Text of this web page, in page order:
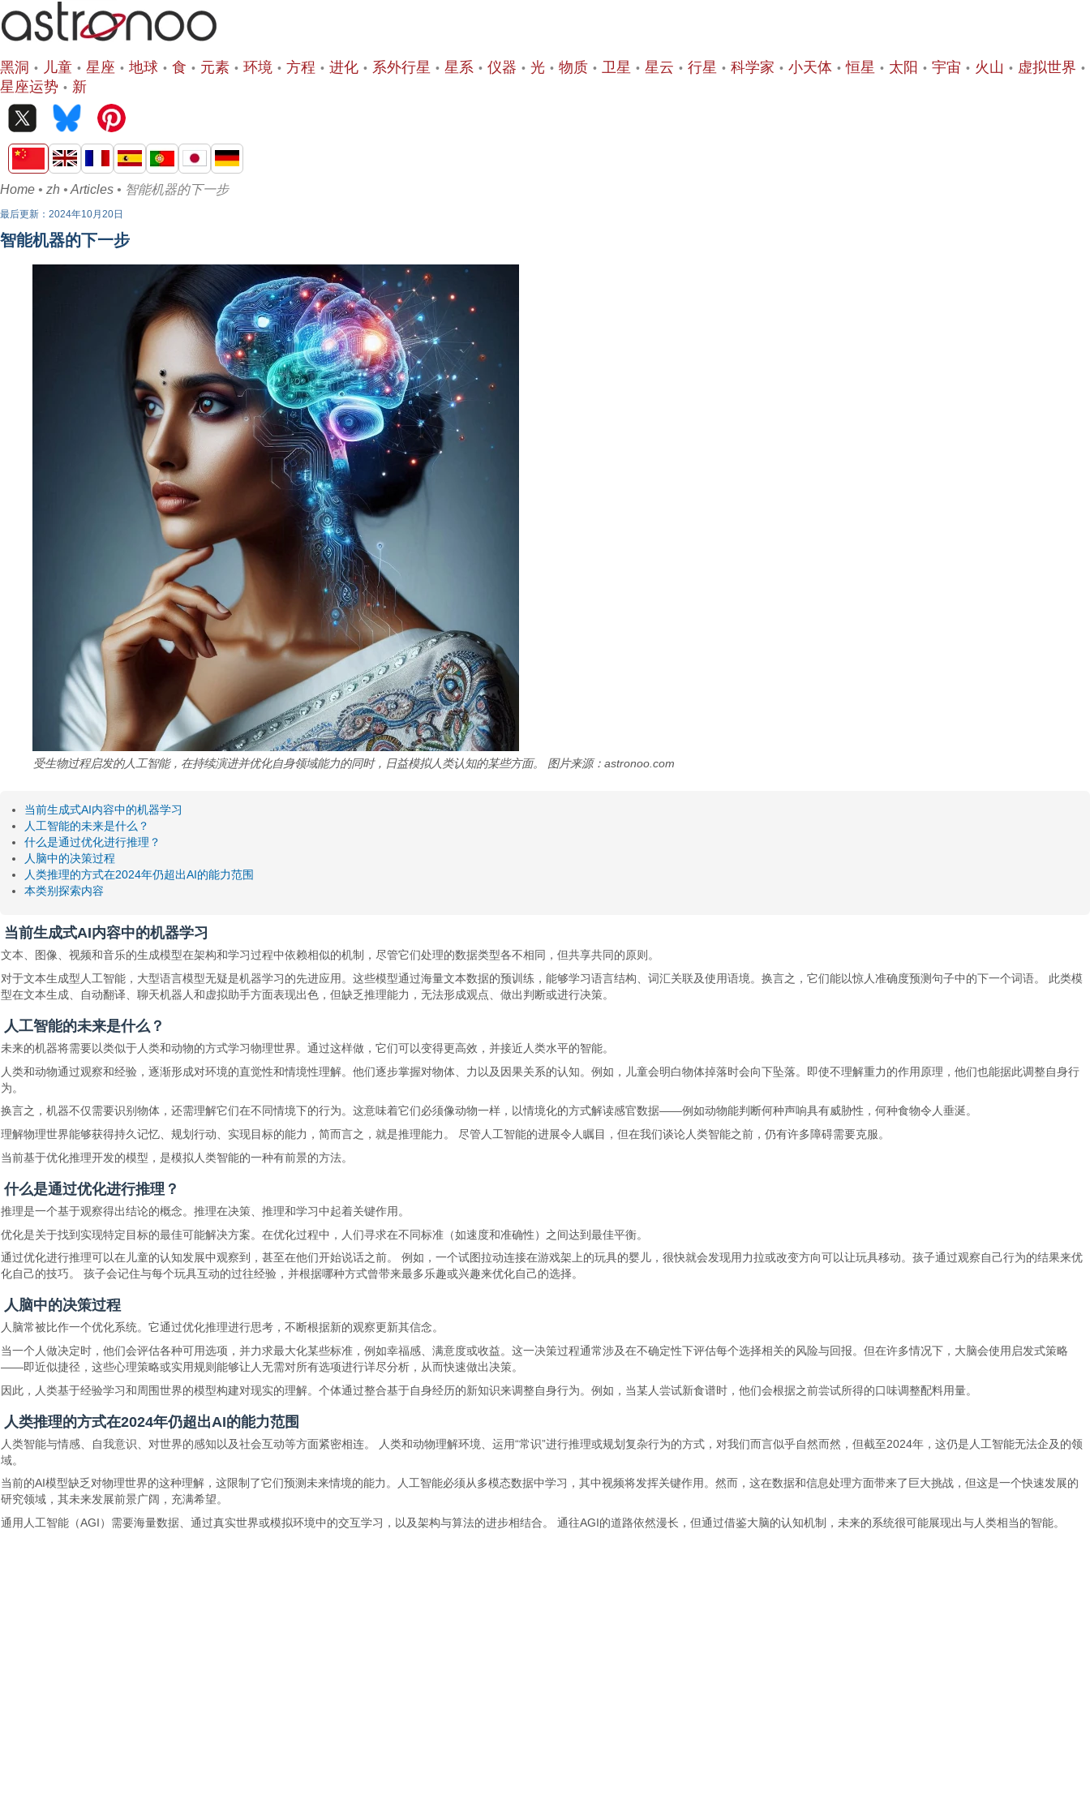
黑洞 儿童 星座 地球 食 元素 环境 方程 进化 系外行星 星系 仪器 光 物质 卫星 星云 行星 科学家 小天体 恒星 太阳 宇宙 火山
虚拟世界
星座运势
新
Home • zh • Articles • 智能机器的下一步
最后更新：2024年10月20日
智能机器的下一步
受生物过程启发的人工智能，在持续演进并优化自身领域能力的同时，日益模拟人类认知的某些方面。 图片来源：astronoo.com
当前生成式AI内容中的机器学习
人工智能的未来是什么？
什么是通过优化进行推理？
人脑中的决策过程
人类推理的方式在2024年仍超出AI的能力范围
本类别探索内容
当前生成式AI内容中的机器学习
文本、图像、视频和音乐的生成模型在架构和学习过程中依赖相似的机制，尽管它们处理的数据类型各不相同，但共享共同的原则。
对于文本生成型人工智能，大型语言模型无疑是机器学习的先进应用。这些模型通过海量文本数据的预训练，能够学习语言结构、词汇关联及使用语境。换言之，它们能以惊人准确度预测句子中的下一个词语。 此类模
型在文本生成、自动翻译、聊天机器人和虚拟助手方面表现出色，但缺乏推理能力，无法形成观点、做出判断或进行决策。
人工智能的未来是什么？
未来的机器将需要以类似于人类和动物的方式学习物理世界。通过这样做，它们可以变得更高效，并接近人类水平的智能。
人类和动物通过观察和经验，逐渐形成对环境的直觉性和情境性理解。他们逐步掌握对物体、力以及因果关系的认知。例如，儿童会明白物体掉落时会向下坠落。即使不理解重力的作用原理，他们也能据此调整自身行
为。
换言之，机器不仅需要识别物体，还需理解它们在不同情境下的行为。这意味着它们必须像动物一样，以情境化的方式解读感官数据——例如动物能判断何种声响具有威胁性，何种食物令人垂涎。
理解物理世界能够获得持久记忆、规划行动、实现目标的能力，简而言之，就是推理能力。 尽管人工智能的进展令人瞩目，但在我们谈论人类智能之前，仍有许多障碍需要克服。
当前基于优化推理开发的模型，是模拟人类智能的一种有前景的方法。
什么是通过优化进行推理？
推理是一个基于观察得出结论的概念。推理在决策、推理和学习中起着关键作用。
优化是关于找到实现特定目标的最佳可能解决方案。在优化过程中，人们寻求在不同标准（如速度和准确性）之间达到最佳平衡。
通过优化进行推理可以在儿童的认知发展中观察到，甚至在他们开始说话之前。 例如，一个试图拉动连接在游戏架上的玩具的婴儿，很快就会发现用力拉或改变方向可以让玩具移动。孩子通过观察自己行为的结果来优
化自己的技巧。 孩子会记住与每个玩具互动的过往经验，并根据哪种方式曾带来最多乐趣或兴趣来优化自己的选择。
人脑中的决策过程
人脑常被比作一个优化系统。它通过优化推理进行思考，不断根据新的观察更新其信念。
当一个人做决定时，他们会评估各种可用选项，并力求最大化某些标准，例如幸福感、满意度或收益。这一决策过程通常涉及在不确定性下评估每个选择相关的风险与回报。但在许多情况下，大脑会使用启发式策略
——即近似捷径，这些心理策略或实用规则能够让人无需对所有选项进行详尽分析，从而快速做出决策。
因此，人类基于经验学习和周围世界的模型构建对现实的理解。个体通过整合基于自身经历的新知识来调整自身行为。例如，当某人尝试新食谱时，他们会根据之前尝试所得的口味调整配料用量。
人类推理的方式在2024年仍超出AI的能力范围
人类智能与情感、自我意识、对世界的感知以及社会互动等方面紧密相连。 人类和动物理解环境、运用“常识”进行推理或规划复杂行为的方式，对我们而言似乎自然而然，但截至2024年，这仍是人工智能无法企及的领
域。
当前的AI模型缺乏对物理世界的这种理解，这限制了它们预测未来情境的能力。人工智能必须从多模态数据中学习，其中视频将发挥关键作用。然而，这在数据和信息处理方面带来了巨大挑战，但这是一个快速发展的
研究领域，其未来发展前景广阔，充满希望。
通用人工智能（AGI）需要海量数据、通过真实世界或模拟环境中的交互学习，以及架构与算法的进步相结合。 通往AGI的道路依然漫长，但通过借鉴大脑的认知机制，未来的系统很可能展现出与人类相当的智能。